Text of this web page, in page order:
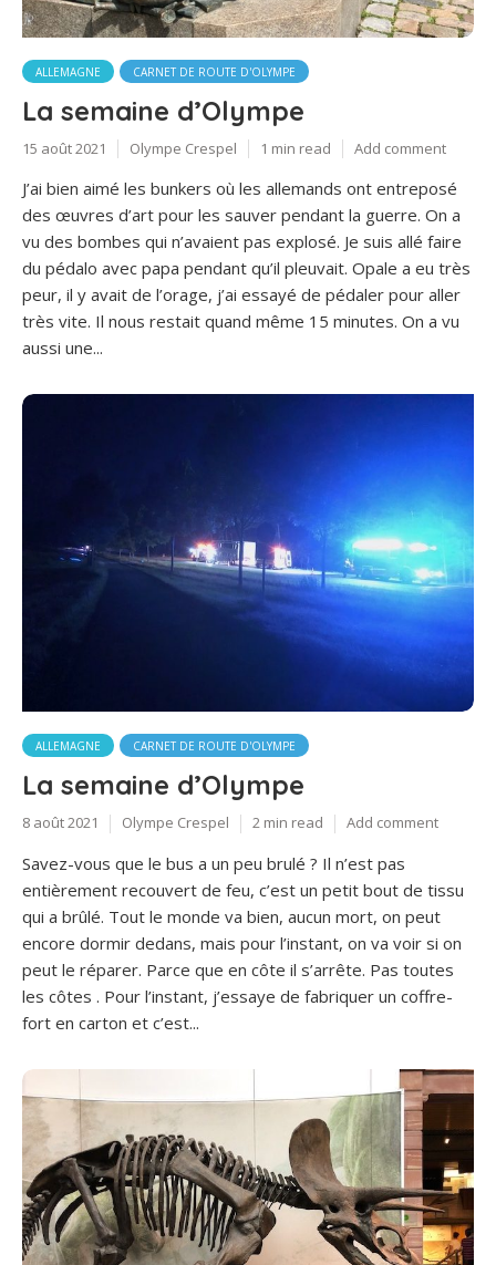
ALLEMAGNE CARNET DE ROUTE D'OLYMPE
La semaine d’Olympe
15 août 2021 Olympe Crespel 1 min read Add comment
J’ai bien aimé les bunkers où les allemands ont entreposé
des œuvres d’art pour les sauver pendant la guerre. On a
vu des bombes qui n’avaient pas explosé. Je suis allé faire
du pédalo avec papa pendant qu’il pleuvait. Opale a eu très
peur, il y avait de l’orage, j’ai essayé de pédaler pour aller
très vite. Il nous restait quand même 15 minutes. On a vu
aussi une...
ALLEMAGNE CARNET DE ROUTE D'OLYMPE
La semaine d’Olympe
8 août 2021 Olympe Crespel 2 min read Add comment
Savez-vous que le bus a un peu brulé ? Il n’est pas
entièrement recouvert de feu, c’est un petit bout de tissu
qui a brûlé. Tout le monde va bien, aucun mort, on peut
encore dormir dedans, mais pour l’instant, on va voir si on
peut le réparer. Parce que en côte il s’arrête. Pas toutes
les côtes . Pour l’instant, j’essaye de fabriquer un coffre-
fort en carton et c’est...